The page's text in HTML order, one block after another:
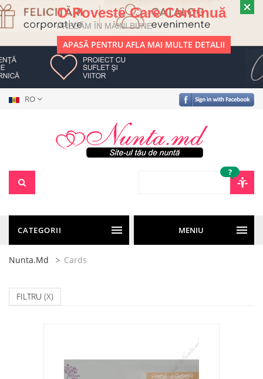
O Poveste Care Continuă
PREDĂM ÎN MÂINI BUNE
APASĂ PENTRU AFLA MAI MULTE DETALII
RO
?
CATEGORII MENIU
Nunta.md Cards
FILTRU (X)